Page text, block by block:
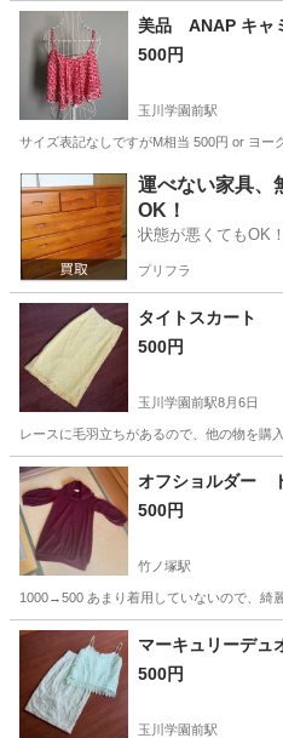
東京 文京区 秋葉原駅 着物
美品
500円
玉川学園前駅
サイズ表記なしですがM相当 500円 or ヨー
東京 町田市 玉川学園前駅 シ
運べない家具、
OK！
状態が悪くてもOK
プリフラ
タイトスカート
500円
玉川学園前駅8月6日
レースに毛羽立ちがあるので、他の物を購
東京 町田市 玉川学園前駅 ス
オフショルダー
500円
竹ノ塚駅
1000→500 あまり着用していないので、綺
東京 足立区 竹ノ塚駅 トレー
マーキュリーデ
500円
玉川学園前駅